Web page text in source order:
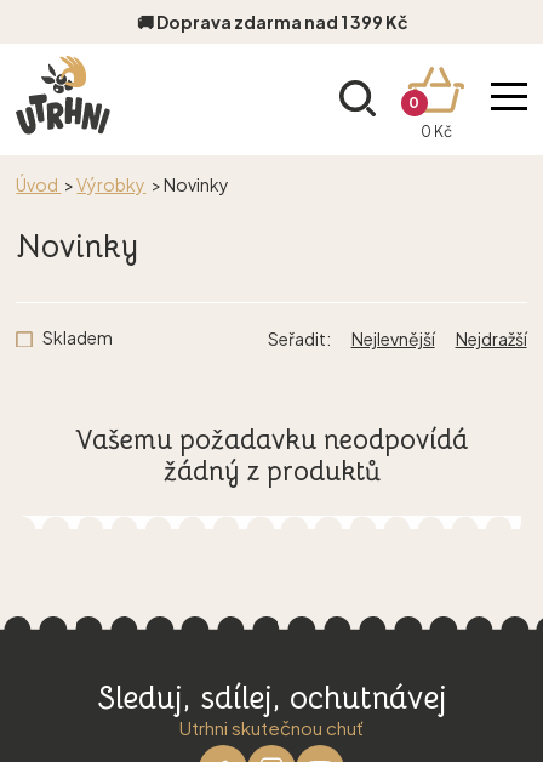
🚚 Doprava zdarma nad 1 399 Kč
0
0 Kč
Úvod >Výrobky >Novinky
Novinky
Skladem Seřadit: Nejlevnější Nejdražší
Vašemu požadavku neodpovídá
žádný z produktů
Sleduj, sdílej, ochutnávej
Utrhni skutečnou chuť